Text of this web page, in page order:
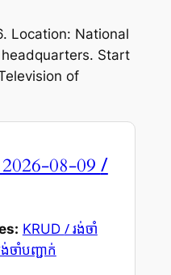
Location: National
Start
of
08-09 /
KRUD / រង់ចាំ
ចាំបញ្ជាក់